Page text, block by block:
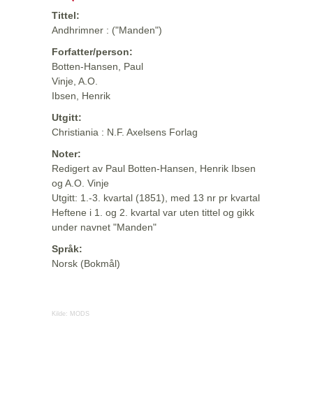
Tittel:
Andhrimner : ("Manden")
Forfatter/person:
Botten-Hansen, Paul
Vinje, A.O.
Ibsen, Henrik
Utgitt:
Christiania : N.F. Axelsens Forlag
Noter:
Redigert av Paul Botten-Hansen, Henrik Ibsen
og A.O. Vinje
Utgitt: 1.-3. kvartal (1851), med 13 nr pr kvartal
Heftene i 1. og 2. kvartal var uten tittel og gikk
under navnet "Manden"
Språk:
Norsk (Bokmål)
Kilde: MODS